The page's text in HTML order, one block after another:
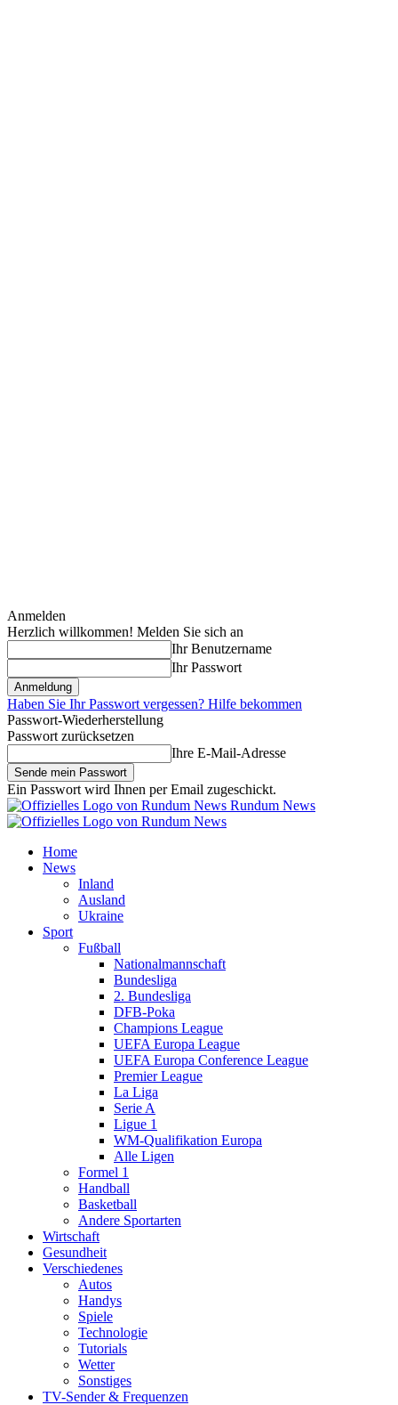
Anmelden
Herzlich willkommen! Melden Sie sich an
Ihr Benutzername
Ihr Passwort
Haben Sie Ihr Passwort vergessen? Hilfe bekommen
Passwort-Wiederherstellung
Passwort zurücksetzen
Ihre E-Mail-Adresse
Ein Passwort wird Ihnen per Email zugeschickt.
Rundum News
Home
News
Inland
Ausland
Ukraine
Sport
Fußball
Nationalmannschaft
Bundesliga
2. Bundesliga
DFB-Poka
Champions League
UEFA Europa League
UEFA Europa Conference League
Premier League
La Liga
Serie A
Ligue 1
WM-Qualifikation Europa
Alle Ligen
Formel 1
Handball
Basketball
Andere Sportarten
Wirtschaft
Gesundheit
Verschiedenes
Autos
Handys
Spiele
Technologie
Tutorials
Wetter
Sonstiges
TV-Sender & Frequenzen